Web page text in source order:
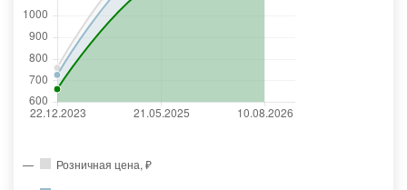
Розничная цена, ₽